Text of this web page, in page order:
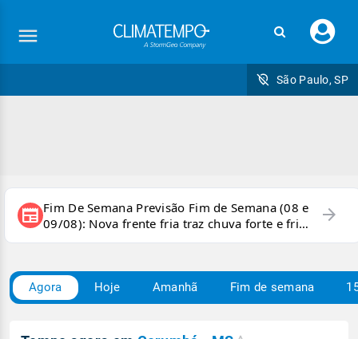
seu
São Paulo, SP
newspaper Fim De Semana Previsão Fim de Semana (08 e
09/08): Nova frente fria traz chuva forte e frio
para áreas do país
arrow_forward
Agora Hoje Amanhã Fim de semana